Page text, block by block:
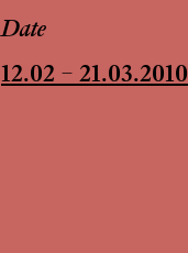
Date
12.02 – 21.03.2010